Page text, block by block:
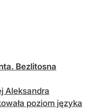
Bezlitosna
Aleksandra
poziom języka